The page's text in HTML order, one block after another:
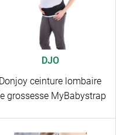
DJO
Donjoy ceinture lombaire
grossesse MyBabystrap